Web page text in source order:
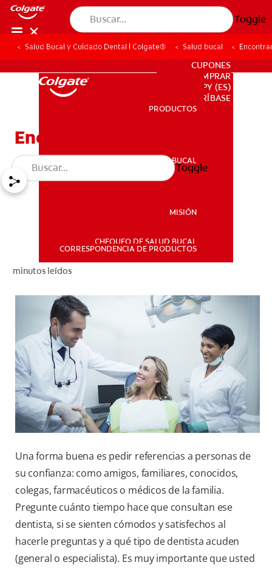
Toggle
PRODUCTOS
SALUD BUCAL
CORRESPONDENCIA DE PRODUCTOS
PARA PROFESIONALES
CUPONES
DONDE COMPRAR
PARA PROFESIONALES
CUPONES
DONDE COMPRAR
PY (ES)
SUSCRÍBASE
PRODUCTOS
SALUD BUCAL
MISIÓN
CHEQUEO DE SALUD BUCAL
CORRESPONDENCIA DE PRODUCTOS
Toggle
Salud Bucal y Cuidado Dental | Colgate® Salud bucal
Encontrando Un Dentista
minutos leídos
Una forma buena es pedir referencias a personas de
su confianza: como amigos, familiares, conocidos,
colegas, farmacéuticos o médicos de la familia.
Pregunte cuánto tiempo hace que consultan ese
dentista, si se sienten cómodos y satisfechos al
hacerle preguntas y a qué tipo de dentista acuden
(general o especialista). Es muy importante que usted